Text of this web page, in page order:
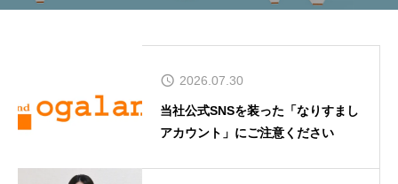
2026.07.30
当社公式SNSを装った「なりすまし
アカウント」にご注意ください